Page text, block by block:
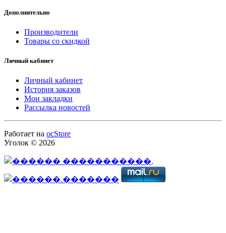
Дополнительно
Производители
Товары со скидкой
Личный кабинет
Личный кабинет
История заказов
Мои закладки
Рассылка новостей
Работает на ocStore
Уголок © 2026
.